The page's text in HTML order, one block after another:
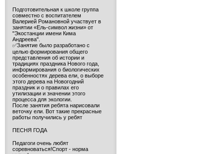
Подготовительная к школе группа
совместно с воспитателем
Валерией Романовной участвует в
занятии «Ель-символ жизни» от
"Экостанции имени Кима
Андреева".
✅Занятие было разработано с
целью формирования общего
представления об истории и
традициях праздника Нового года,
информирования о биологических
особенностях дерева ели, о выборе
этого дерева на Новогодний
праздник и о правилах его
утилизации и значении этого
процесса для экологии.
После занятия ребята нарисовали
веточку ели. Вот такие прекрасные
работы получились у ребят
ПЕСНЯ ГОДА
Педагоги очень любят
соревноваться!Спорт - норма